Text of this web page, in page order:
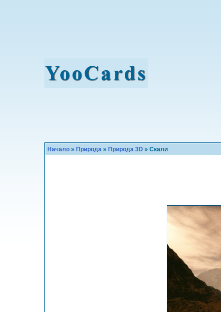
Начало » Природа » Природа 3D » Скали